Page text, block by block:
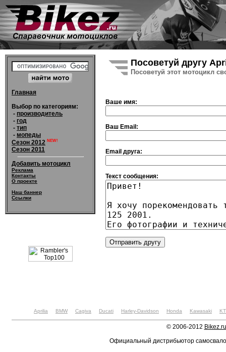
Главная
Выбор по категориям:
- производитель
- год
- тип
- мопеды
Сезон 2012 NEW!
Сезон 2011
Добавить мотоцикл
Реклама
Контакты
О проекте
Наш баннер
Ссылки
Посоветуй другу
Посоветуй этот мотоцикл
Ваше имя:
Ваш Email:
Email друга:
Текст сообщения:
Aprilia BMW Cagiva Ducati Harley-Davidson Honda Kawasaki
© 2006-2012 Bikez.ru
Официальный дистрибьютор